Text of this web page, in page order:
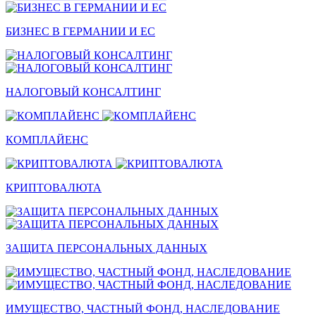
БИЗНЕС В ГЕРМАНИИ И ЕС
НАЛОГОВЫЙ КОНСАЛТИНГ
КОМПЛАЙЕНС
КРИПТОВАЛЮТА
ЗАЩИТА ПЕРСОНАЛЬНЫХ ДАННЫХ
ИМУЩЕСТВО, ЧАСТНЫЙ ФОНД, НАСЛЕДОВАНИЕ